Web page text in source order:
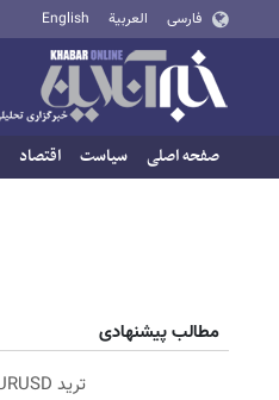
فارسی العربية English
صفحه اصلی سیاست اقتصاد
مطالب پیشنهادی
ترید EURUSD با اسپرد از صفر پیپ